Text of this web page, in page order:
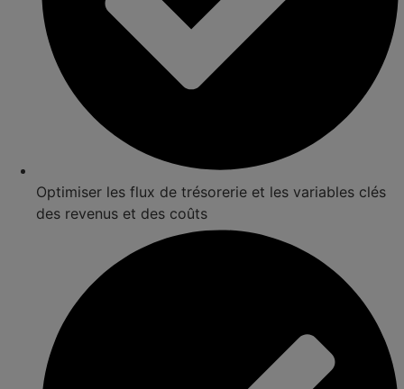
Optimiser les flux de trésorerie et les variables clés
des revenus et des coûts